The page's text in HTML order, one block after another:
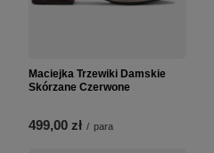
Maciejka Trzewiki Damskie
Skórzane Czerwone
499,00 zł / para